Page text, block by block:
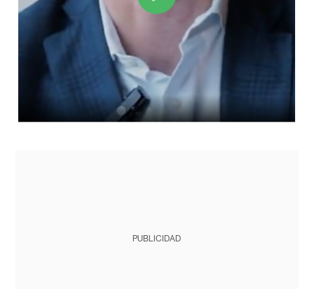
PUBLICIDAD